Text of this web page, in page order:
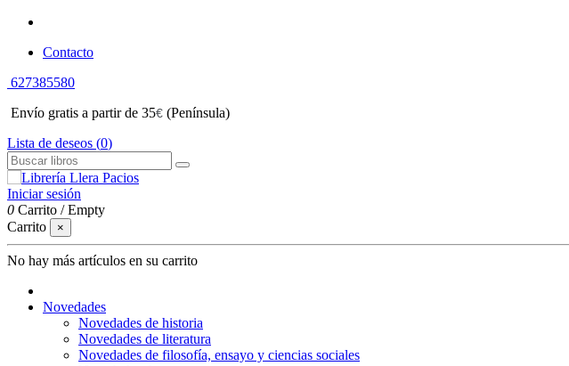
Contacto
627385580
Envío gratis a partir de 35€ (Península)
Lista de deseos (0)
Iniciar sesión
0 Carrito /Empty
Carrito
×
No hay más artículos en su carrito
Novedades
Novedades de historia
Novedades de literatura
Novedades de filosofía, ensayo y ciencias sociales